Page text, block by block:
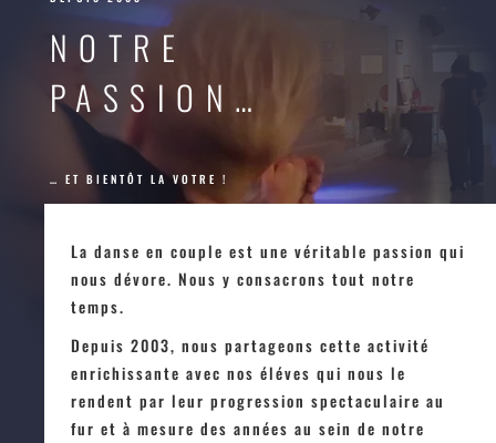
NOTRE
PASSION…
… ET BIENTÔT LA VOTRE !
La danse en couple est une véritable passion qui
nous dévore. Nous y consacrons tout notre
temps.
Depuis 2003, nous partageons cette activité
enrichissante avec nos éléves qui nous le
rendent par leur progression spectaculaire au
fur et à mesure des années au sein de notre